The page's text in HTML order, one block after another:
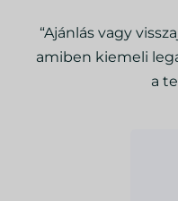
“Ajánlás vagy
amiben kiemeli
a